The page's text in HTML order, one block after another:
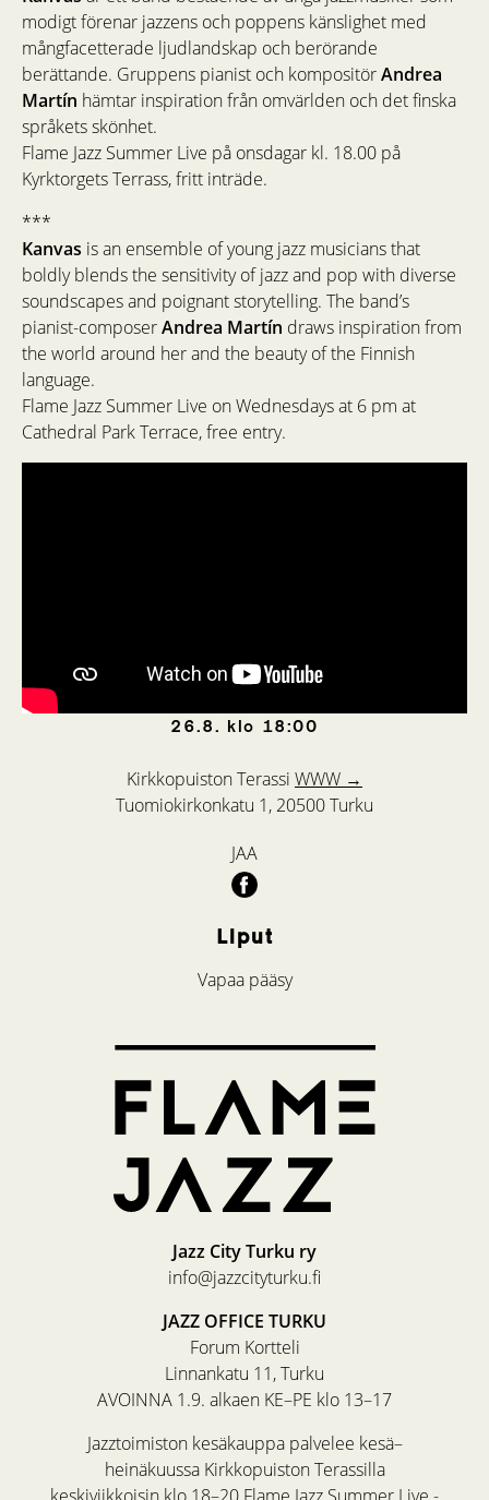
26.8. klo 18:00
Kirkkopuiston Terassi WWW →
Tuomiokirkonkatu 1, 20500 Turku
JAA
Liput
Vapaa pääsy
modigt förenar jazzens och poppens känslighet med
mångfacetterade ljudlandskap och berörande
berättande. Gruppens pianist och kompositörAndrea
Martín hämtar inspiration från omvärlden och det finska
språkets skönhet.
Flame Jazz Summer Live på onsdagar kl. 18.00 på
Kyrktorgets Terrass, fritt inträde.
***
Kanvas is an ensemble of young jazz musicians that
boldly blends the sensitivity of jazz and pop with diverse
soundscapes and poignant storytelling. The band’s
pianist-composerAndrea Martín draws inspiration from
the world around her and the beauty of the Finnish
language.
Flame Jazz Summer Live on Wednesdays at 6 pm at
Cathedral Park Terrace, free entry.
Jazz City Turku ry
info@jazzcityturku.fi
JAZZ OFFICE TURKU
Forum Kortteli
Linnankatu 11, Turku
AVOINNA 1.9. alkaen KE–PE klo 13–17
Jazztoimiston kesäkauppa palvelee kesä–
heinäkuussa Kirkkopuiston Terassilla
keskiviikkoisin klo 18–20 Flame Jazz Summer Live -